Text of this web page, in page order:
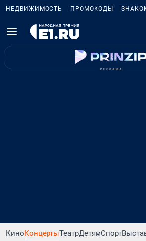
НЕДВИЖИМОСТЬ ПРОМОКОДЫ
КиноКонцертыТеатрДетямСпорт